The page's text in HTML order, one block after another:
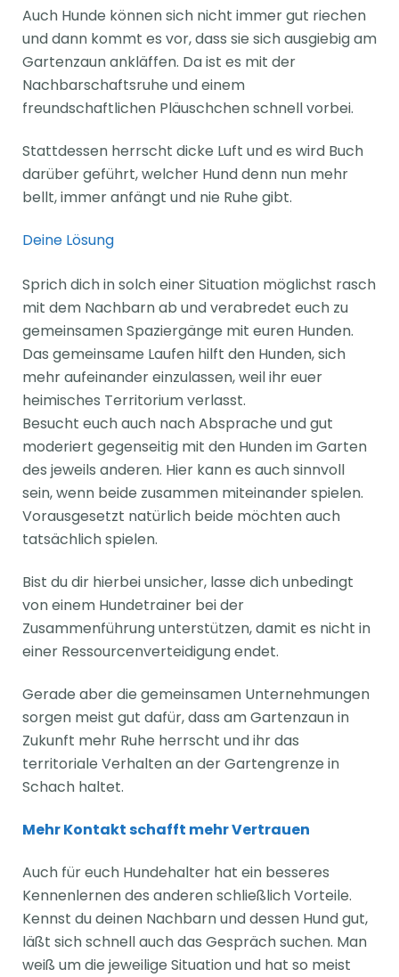
Auch Hunde können sich nicht immer gut riechen
und dann kommt es vor, dass sie sich ausgiebig am
Gartenzaun ankläffen. Da ist es mit der
Nachbarschaftsruhe und einem
freundschaftlichen Pläuschchen schnell vorbei.
Stattdessen herrscht dicke Luft und es wird Buch
darüber geführt, welcher Hund denn nun mehr
bellt, immer anfängt und nie Ruhe gibt.
Deine Lösung
Sprich dich in solch einer Situation möglichst rasch
mit dem Nachbarn ab und verabredet euch zu
gemeinsamen Spaziergänge mit euren Hunden.
Das gemeinsame Laufen hilft den Hunden, sich
mehr aufeinander einzulassen, weil ihr euer
heimisches Territorium verlasst.
Besucht euch auch nach Absprache und gut
moderiert gegenseitig mit den Hunden im Garten
des jeweils anderen. Hier kann es auch sinnvoll
sein, wenn beide zusammen miteinander spielen.
Vorausgesetzt natürlich beide möchten auch
tatsächlich spielen.
Bist du dir hierbei unsicher, lasse dich unbedingt
von einem Hundetrainer bei der
Zusammenführung unterstützen, damit es nicht in
einer Ressourcenverteidigung endet.
Gerade aber die gemeinsamen Unternehmungen
sorgen meist gut dafür, dass am Gartenzaun in
Zukunft mehr Ruhe herrscht und ihr das
territoriale Verhalten an der Gartengrenze in
Schach haltet.
Mehr Kontakt schafft mehr Vertrauen
Auch für euch Hundehalter hat ein besseres
Kennenlernen des anderen schließlich Vorteile.
Kennst du deinen Nachbarn und dessen Hund gut,
läßt sich schnell auch das Gespräch suchen. Man
weiß um die jeweilige Situation und hat so meist